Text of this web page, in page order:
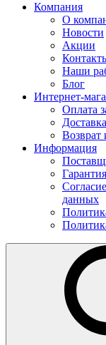
Компания
О
Новости
Акции
Наши
Блог
Интернет-
Оплата
Возврат
Информация
Гарантия
данных